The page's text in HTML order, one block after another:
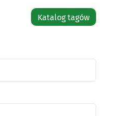
Katalog tagów